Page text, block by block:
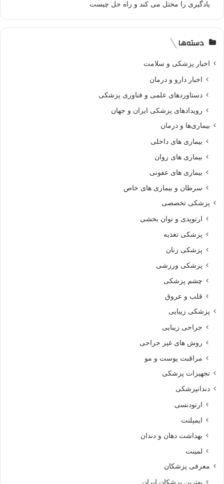
یادگیری را مختل می کند و راه حل چیست
دسته‌ها
اخبار پزشکی و سلامت
اخبار دارو و درمان
دستاوردهای علمی و فناوری پزشکی
رویدادهای پزشکی ایران و جهان
بیماری‌ها و درمان
بیماری های داخلی
بیماری های روان‌
بیماری های عفونی
سرطان و بیماری های خاص
پزشکی تخصصی
ارتوپدی و توان بخشی
پزشکی تغذیه
پزشکی زنان
پزشکی ورزشی
چشم پزشکی
قلب و عروق
پزشکی زیبایی
جراحی زیبایی
روش های غیر جراحی
مراقبت پوست و مو
تجهیزات پزشکی
دندانپزشکی
ارتودنسی
ایمپلنت
بهداشت دهان و دندان
لمینت
معرفی پزشکان
بهترین پزشکان ایران